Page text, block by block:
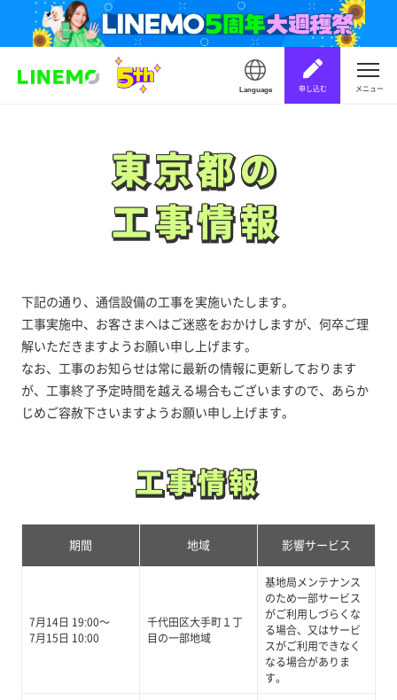
Language 申し込む メニュー
東京都の
工事情報
東京都の
工事情報
下記の通り、通信設備の工事を実施いたします。
工事実施中、お客さまへはご迷惑をおかけしますが、何卒ご理
解いただきますようお願い申し上げます。
なお、工事のお知らせは常に最新の情報に更新しております
が、工事終了予定時間を越える場合もございますので、あらか
じめご容赦下さいますようお願い申し上げます。
工事情報
工事情報
期間 地域 影響サービス
7月14日 19:00～
7月15日 10:00
千代田区大手町１丁
目の一部地域
基地局メンテナンス
のため一部サービス
がご利用しづらくな
る場合、又はサービ
スがご利用できなく
なる場合がありま
す。